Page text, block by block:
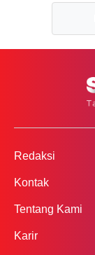
Redaksi
Kontak
Tentang Kami
Karir